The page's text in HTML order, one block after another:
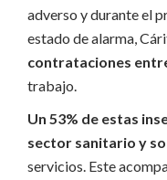
adverso y durante el
estado de alarma,
contrataciones
trabajo.
Un 53% de estas
sector sanitario y
servicios. Este